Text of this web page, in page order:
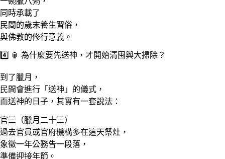
同時承載了
民間的歲末養生習俗，
與佛教的修行意義。
4️⃣ 🏮 為什麼要先送神，才開始清囤與大掃除？
到了臘月，
民間會進行「送神」的儀式，
而送神的日子，其實有一套說法：
官三（臘月二十三）
過去官員或官府機構多在這天祭灶，
象徵一年公務告一段落，
準備迎接年節。